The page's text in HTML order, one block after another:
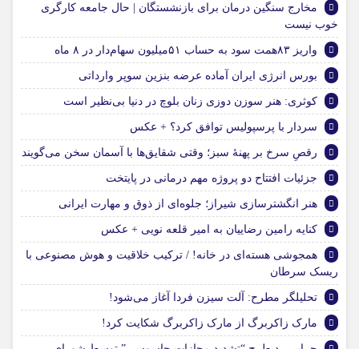
مخارج سنگین درمان برای بازنشستگان | حال جامعه کارگری
خوب نیست
واریز ۸۳همت سود به حساب ۵۱میلیون سهام‌دار در ۸ ماه
بورس انرژی ایران آماده عرضه بنزین سوپر وارداتی
کوثری: هنر سوزن دوزی زنان بلوچ در دنیا بی‌نظیر است
سردار با پرسپولیس توافق کرد؟ + عکس
رقصِ سرخ بر پهنهٔ سبز؛ وقتی شقایق‌ها با آسمان سخن می‌گویند
جزئیات افتتاح دو پروژه مهم درمانی در پایتخت
هنر انگشترسازی شیراز؛ جلوه‌ای از ذوق و مهارت ایرانی
کنایه رامین رضاییان به امیر قلعه نویی + عکس
همجوشی هسته‌ای در خانه! / ترکیب خلاقیت و هوش مصنوعی با
ریسک سرطان
تحلیلگر مطرح: آلت سیزن فردا آغاز می‌شود!
مارک زاکربرگ از مارک زاکربرگ شکایت کرد!